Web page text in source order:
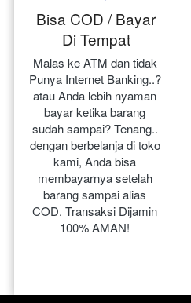
Bisa COD / Bayar
Di Tempat
Malas ke ATM dan tidak
Punya Internet Banking..?
atau Anda lebih nyaman
bayar ketika barang
sudah sampai? Tenang..
dengan berbelanja di toko
kami, Anda bisa
membayarnya setelah
barang sampai alias
COD. Transaksi Dijamin
100% AMAN!